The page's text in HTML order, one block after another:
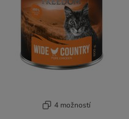
4 možností